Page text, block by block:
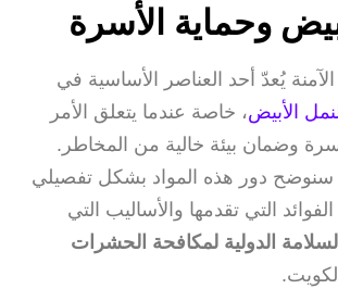
وحماية الأسرة
الآمنة يُعدّ أحد العناصر الأساسية في
الأبيض، خاصة عندما يتعلق الأمر
وضمان بيئة خالية من المخاطر.
دور هذه المواد بشكل تفصيلي
التي تقدمها والأساليب التي
الدولية لمكافحة الحشرات